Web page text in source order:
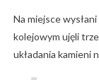
Na miejsce
kolejowym ujęli
układania kamieni